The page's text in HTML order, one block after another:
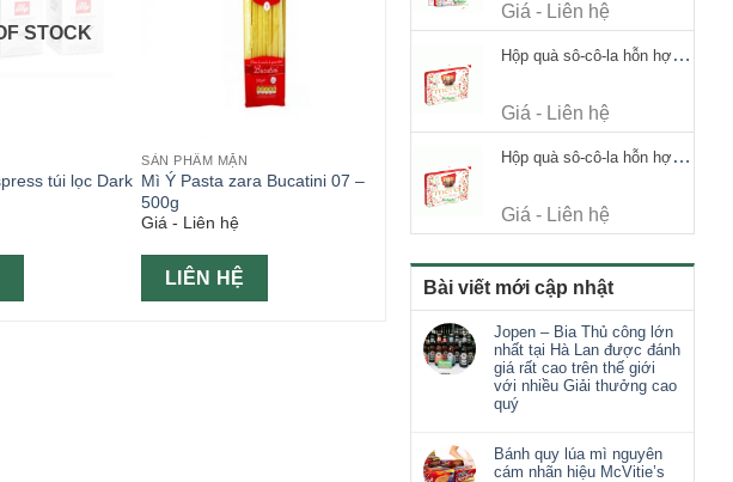
Giá - Liên hệ
Hộp quà sô-cô-la hỗn hợp Merci Finest Selection 250g thiếc
Giá - Liên hệ
Hộp quà sô-cô-la hỗn hợp Merci Finest Selection 250g thiếc
Giá - Liên hệ
Bài viết mới cập nhật
Jopen – Bia Thủ công lớn
nhất tại Hà Lan được đánh
giá rất cao trên thế giới
với nhiều Giải thưởng cao
quý
Bánh quy lúa mì nguyên
cám nhãn hiệu McVitie’s
STOCK
túi lọc Dark
SẢN PHẨM MẶN
Mì Ý Pasta zara Bucatini 07 –
500g
Giá - Liên hệ
LIÊN HỆ